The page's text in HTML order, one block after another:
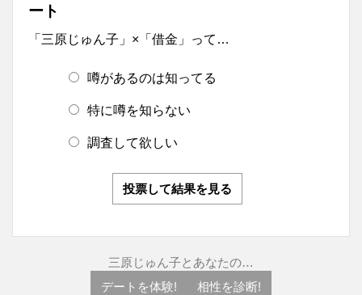
ート
「三原じゅん子」×「借金」って…
噂があるのは知ってる
特に噂を知らない
調査して欲しい
投票して結果を見る
三原じゅん子とあなたの…
デートを体験!
相性を診断!